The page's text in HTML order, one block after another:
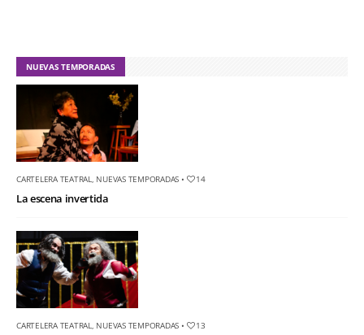
NUEVAS TEMPORADAS
CARTELERA TEATRAL NUEVAS TEMPORADAS • 14
La escena invertida
CARTELERA TEATRAL NUEVAS TEMPORADAS • 13